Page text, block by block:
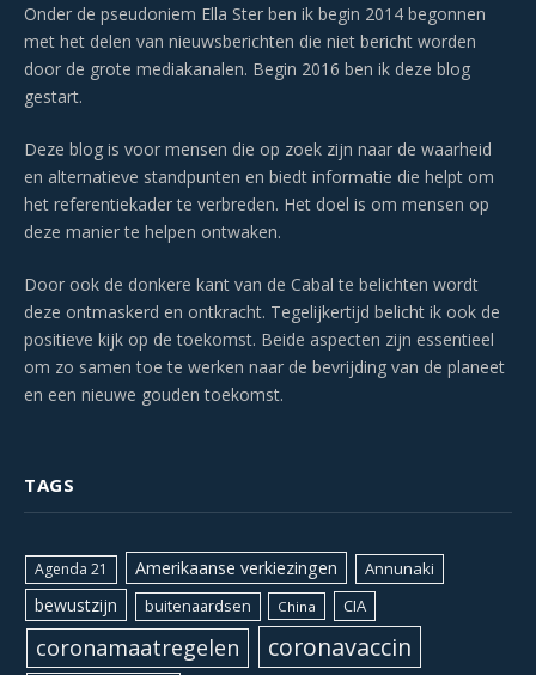
Onder de pseudoniem Ella Ster ben ik begin 2014 begonnen
met het delen van nieuwsberichten die niet bericht worden
door de grote mediakanalen. Begin 2016 ben ik deze blog
gestart.
Deze blog is voor mensen die op zoek zijn naar de waarheid
en alternatieve standpunten en biedt informatie die helpt om
het referentiekader te verbreden. Het doel is om mensen op
deze manier te helpen ontwaken.
Door ook de donkere kant van de Cabal te belichten wordt
deze ontmaskerd en ontkracht. Tegelijkertijd belicht ik ook de
positieve kijk op de toekomst. Beide aspecten zijn essentieel
om zo samen toe te werken naar de bevrijding van de planeet
en een nieuwe gouden toekomst.
TAGS
Agenda 21 Amerikaanse verkiezingen Annunaki
bewustzijn buitenaardsen China CIA
coronamaatregelen coronavaccin